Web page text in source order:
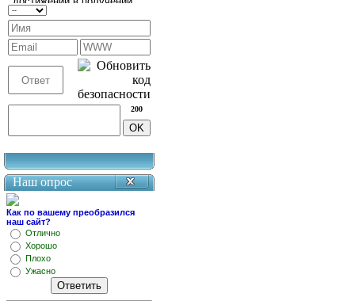
200
Наш опрос
Как по вашему преобразился
наш сайт?
Отлично
Хорошо
Плохо
Ужасно